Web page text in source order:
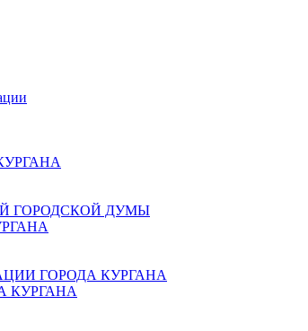
ГОРОДСКОЙ ДУМЫ
ГОРОДА КУРГАНА
КУРГАНА